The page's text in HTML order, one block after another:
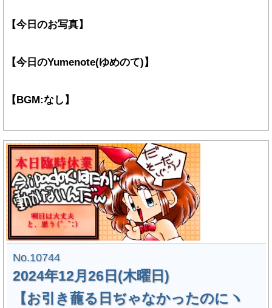
【今日のお写真】
【今日のYumenote(ゆめのて)】
【BGM:なし】
No.10744
2024年12月26日(木曜日)
【お引き蘢る日ぢゃなかったのにヽ